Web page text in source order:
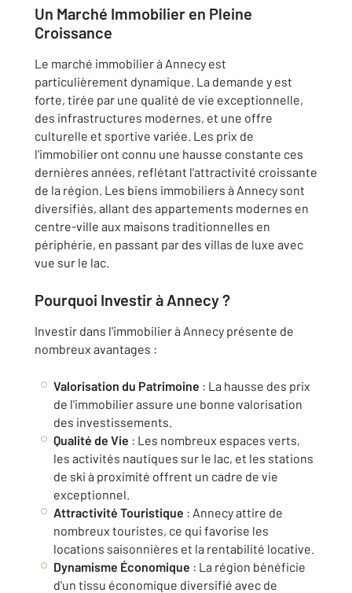
Un Marché Immobilier en Pleine
Croissance
Le marché immobilier à Annecy est
particulièrement dynamique. La demande y est
forte, tirée par une qualité de vie exceptionnelle,
des infrastructures modernes, et une offre
culturelle et sportive variée. Les prix de
l'immobilier ont connu une hausse constante ces
dernières années, reflétant l'attractivité croissante
de la région. Les biens immobiliers à Annecy sont
diversifiés, allant des appartements modernes en
centre-ville aux maisons traditionnelles en
périphérie, en passant par des villas de luxe avec
vue sur le lac.
Pourquoi Investir à Annecy ?
Investir dans l'immobilier à Annecy présente de
nombreux avantages :
Valorisation du Patrimoine : La hausse des prix
de l'immobilier assure une bonne valorisation
des investissements.
Qualité de Vie : Les nombreux espaces verts,
les activités nautiques sur le lac, et les stations
de ski à proximité offrent un cadre de vie
exceptionnel.
Attractivité Touristique : Annecy attire de
nombreux touristes, ce qui favorise les
locations saisonnières et la rentabilité locative.
Dynamisme Économique : La région bénéficie
d'un tissu économique diversifié avec de